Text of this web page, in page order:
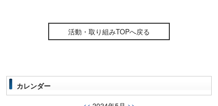
活動・取り組みTOPへ戻る
カレンダー